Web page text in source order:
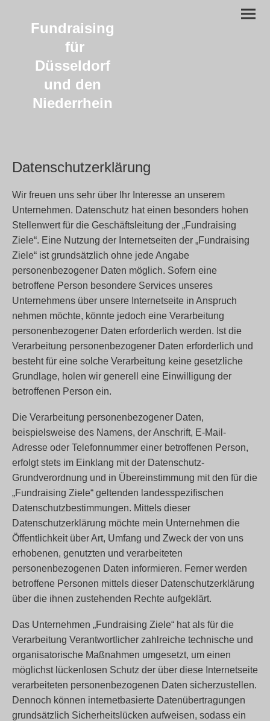
Fundraising
für
Düsseldorf
und den
Niederrhein
Datenschutzerklärung
Wir freuen uns sehr über Ihr Interesse an unserem
Unternehmen. Datenschutz hat einen besonders hohen
Stellenwert für die Geschäftsleitung der „Fundraising
Ziele“. Eine Nutzung der Internetseiten der „Fundraising
Ziele“ ist grundsätzlich ohne jede Angabe
personenbezogener Daten möglich. Sofern eine
betroffene Person besondere Services unseres
Unternehmens über unsere Internetseite in Anspruch
nehmen möchte, könnte jedoch eine Verarbeitung
personenbezogener Daten erforderlich werden. Ist die
Verarbeitung personenbezogener Daten erforderlich und
besteht für eine solche Verarbeitung keine gesetzliche
Grundlage, holen wir generell eine Einwilligung der
betroffenen Person ein.
Die Verarbeitung personenbezogener Daten,
beispielsweise des Namens, der Anschrift, E-Mail-
Adresse oder Telefonnummer einer betroffenen Person,
erfolgt stets im Einklang mit der Datenschutz-
Grundverordnung und in Übereinstimmung mit den für die
„Fundraising Ziele“ geltenden landesspezifischen
Datenschutzbestimmungen. Mittels dieser
Datenschutzerklärung möchte mein Unternehmen die
Öffentlichkeit über Art, Umfang und Zweck der von uns
erhobenen, genutzten und verarbeiteten
personenbezogenen Daten informieren. Ferner werden
betroffene Personen mittels dieser Datenschutzerklärung
über die ihnen zustehenden Rechte aufgeklärt.
Das Unternehmen „Fundraising Ziele“ hat als für die
Verarbeitung Verantwortlicher zahlreiche technische und
organisatorische Maßnahmen umgesetzt, um einen
möglichst lückenlosen Schutz der über diese Internetseite
verarbeiteten personenbezogenen Daten sicherzustellen.
Dennoch können internetbasierte Datenübertragungen
grundsätzlich Sicherheitslücken aufweisen, sodass ein